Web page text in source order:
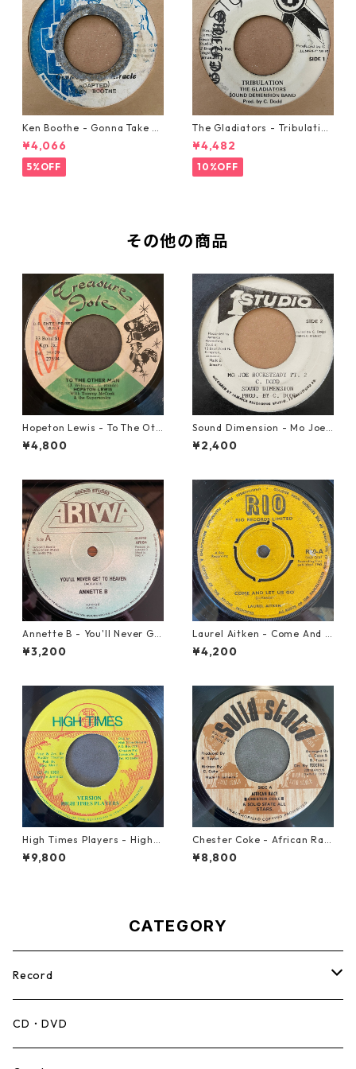
Ken Boothe - Gonna Take A
Miracle【7-21362】
¥4,066
5%OFF
The Gladiators - Tribulation
【7-21365】
¥4,482
10%OFF
その他の商品
Hopeton Lewis - To The Oth
er Man【7-22023】
¥4,800
Sound Dimension - Mo Joe
Rock Steady【7-21087】
¥2,400
Annette B - You'll Never Ge
t To Heaven【12-50058】
¥3,200
Laurel Aitken - Come And L
et Us Go【7-21779】
¥4,200
High Times Players - High T
imes Theme【7-21926】
¥9,800
Chester Coke - African Rac
e【7-21819】
¥8,800
CATEGORY
Record
Mento,Calypso,Ballad
CD・DVD